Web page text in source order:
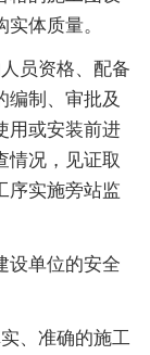
体质量。
员资格、配备
编制、审批及
用或安装前进
情况，见证取
序实施旁站监
设单位的安全
、准确的施工